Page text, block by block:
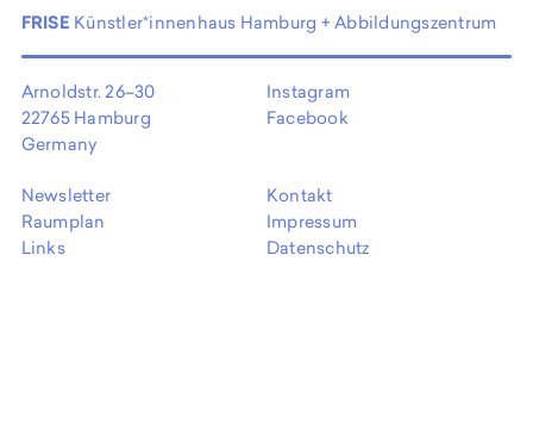
Artist in Residence
Frise e.G.
EN
FRISE Künstler*innenhaus Hamburg + Abbildungszentrum
Arnoldstr. 26–30
22765 Hamburg
Germany
Instagram
Facebook
Newsletter
Raumplan
Links
Kontakt
Impressum
Datenschutz